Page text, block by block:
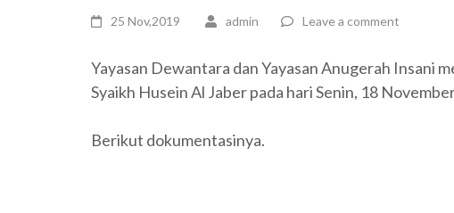
25 Nov,2019 admin Leave a comment
Yayasan Dewantara dan Yayasan Anugerah Insani
Syaikh Husein Al Jaber pada hari Senin, 18
Berikut dokumentasinya.